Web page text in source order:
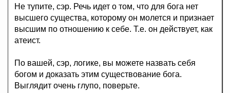
Не тупите, сэр. Речь идет о том, что для бога нет
высшего существа, которому он молется и признает
высшим по отношению к себе. Т.е. он действует, как
атеист.
По вашей, сэр, логике, вы можете назвать себя
богом и доказать этим существование бога.
Выглядит очень глупо, поверьте.